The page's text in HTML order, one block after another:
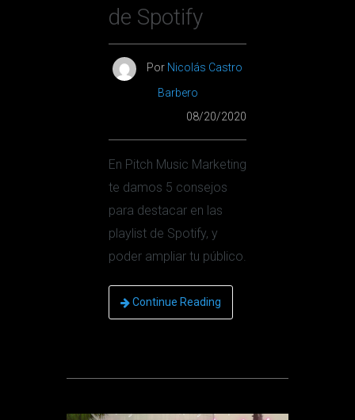
de Spotify
Por Nicolás Castro
Barbero
08/20/2020
En Pitch Music Marketing
te damos 5 consejos
para destacar en las
playlist de Spotify, y
poder ampliar tu público.
Continue Reading